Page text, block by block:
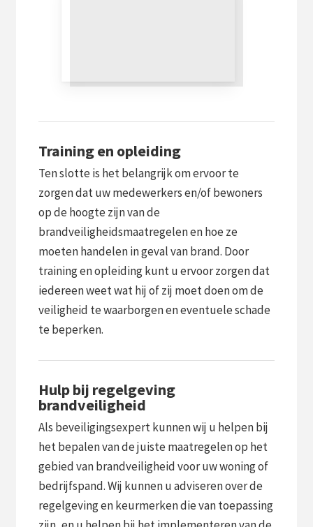
Training en opleiding
Ten slotte is het belangrijk om ervoor te
zorgen dat uw medewerkers en/of bewoners
op de hoogte zijn van de
brandveiligheidsmaatregelen en hoe ze
moeten handelen in geval van brand. Door
training en opleiding kunt u ervoor zorgen dat
iedereen weet wat hij of zij moet doen om de
veiligheid te waarborgen en eventuele schade
te beperken.
Hulp bij regelgeving
brandveiligheid
Als beveiligingsexpert kunnen wij u helpen bij
het bepalen van de juiste maatregelen op het
gebied van brandveiligheid voor uw woning of
bedrijfspand. Wij kunnen u adviseren over de
regelgeving en keurmerken die van toepassing